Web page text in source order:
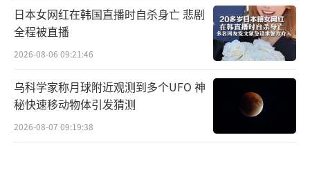
日本女网红在韩国直播时自杀身亡 悲剧
全程被直播
2026-08-06 09:21:46
乌科学家称月球附近观测到多个UFO 神
秘快速移动物体引发猜测
2026-08-07 09:19:38